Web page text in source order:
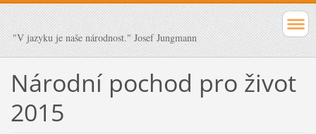
"V jazyku je naše národnost." Josef Jungmann
Národní pochod pro život
2015